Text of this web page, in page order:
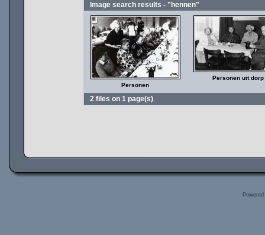
Image search results - "hennen"
Personen
Personen uit dorp
2 files on 1 page(s)